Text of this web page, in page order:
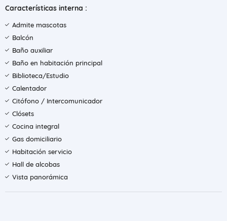
Características interna :
Admite mascotas
Balcón
Baño auxiliar
Baño en habitación principal
Biblioteca/Estudio
Calentador
Citófono / Intercomunicador
Clósets
Cocina integral
Gas domiciliario
Habitación servicio
Hall de alcobas
Vista panorámica